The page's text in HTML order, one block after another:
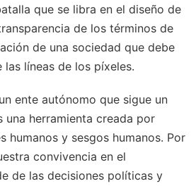
que se libra en el diseño de
de los términos de
de una sociedad que debe
líneas de los píxeles.
ente autónomo que sigue un
una herramienta creada por
humanos y sesgos humanos. Por
convivencia en el
de las decisiones políticas y